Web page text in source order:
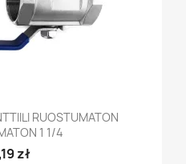
RUOSTUMATON
1 1/4
zł